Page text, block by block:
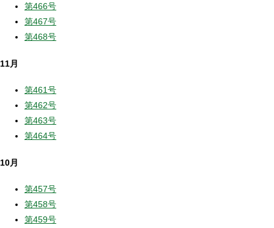
第466号
第467号
第468号
11月
第461号
第462号
第463号
第464号
10月
第457号
第458号
第459号